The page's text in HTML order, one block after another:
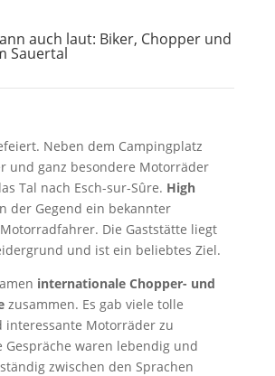
auch laut: Biker, Chopper und
Sauertal
Neben dem Campingplatz
und ganz besondere Motorräder
Tal nach Esch-sur-Sûre. High
der Gegend ein bekannter
Die Gaststätte liegt
und ist ein beliebtes Ziel.
internationale Chopper- und
zusammen. Es gab viele tolle
interessante Motorräder zu
Gespräche waren lebendig und
zwischen den Sprachen